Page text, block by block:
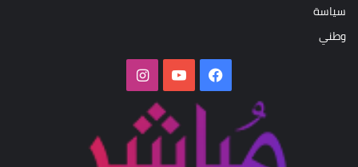
سياسة
وطني
فيسبوك‫YouTubeانستقرام